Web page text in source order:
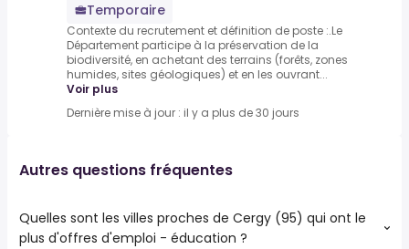
Temporaire
Contexte du recrutement et définition de poste :.Le
Département participe à la préservation de la
biodiversité, en achetant des terrains (forêts, zones
humides, sites géologiques) et en les ouvrant...
Voir plus
Dernière mise à jour : il y a plus de 30 jours
Autres questions fréquentes
Quelles sont les villes proches de Cergy (95) qui ont le
plus d'offres d'emploi - éducation ?